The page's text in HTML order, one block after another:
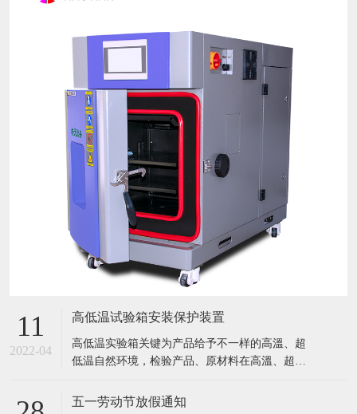
11
2022-04
高低温试验箱安装保护装置
​高低温实验箱关键为产品给予不一样的高溫、超
低温自然环境，检验产品、原材料在高溫、超低
所具有的缺点,保证产品质量。高低温实验箱主要
五一劳动节放假通知